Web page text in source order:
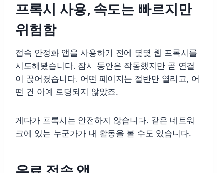
프록시 사용, 속도는 빠르지만
위험함
접속 안정화 앱을 사용하기 전에 몇몇 웹 프록시를
시도해봤습니다. 잠시 동안은 작동했지만 곧 연결
이 끊어졌습니다. 어떤 페이지는 절반만 열리고, 어
떤 건 아예 로딩되지 않았죠.
게다가 프록시는 안전하지 않습니다. 같은 네트워
크에 있는 누군가가 내 활동을 볼 수도 있습니다.